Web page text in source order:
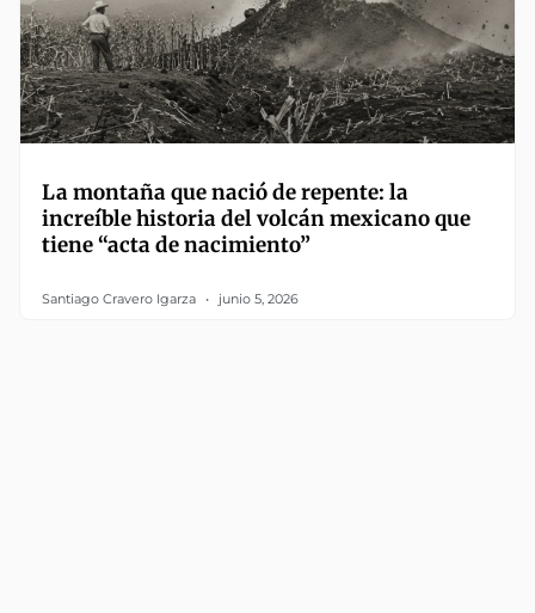
La montaña que nació de repente: la
increíble historia del volcán mexicano que
tiene “acta de nacimiento”
Santiago Cravero Igarza junio 5, 2026